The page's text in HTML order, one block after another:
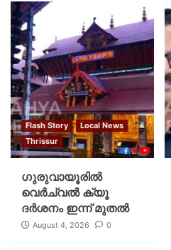
Flash Story
Local News
Thrissur
ഗുരുവായൂരില്‍
വെര്‍ച്വല്‍ ക്യൂ
ദര്‍ശനം ഇന്ന് മുതല്‍
August 4, 2026 0